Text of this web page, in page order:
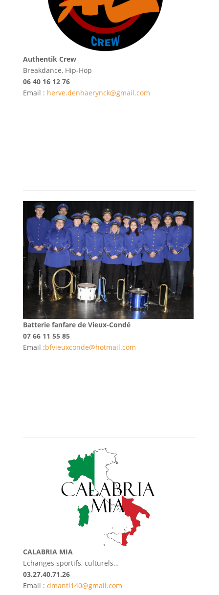
Authentik Crew
Breakdance, Hip-Hop
06 40 16 12 76
Email : herve.denhaerynck@gmail.com
Batterie fanfare de Vieux-Condé
07 66 11 55 85
Email :bfvieuxconde@hotmail.com
CALABRIA MIA
Echanges sportifs, culturels…
03.27.40.71.26
Email : dmanti140@gmail.com